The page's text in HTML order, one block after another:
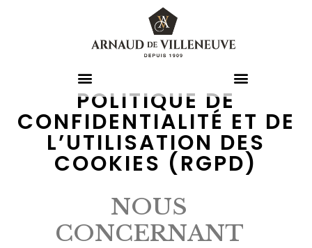
POLITIQUE DE
CONFIDENTIALITÉ ET DE
L’UTILISATION DES
COOKIES (RGPD)
NOUS
CONCERNANT